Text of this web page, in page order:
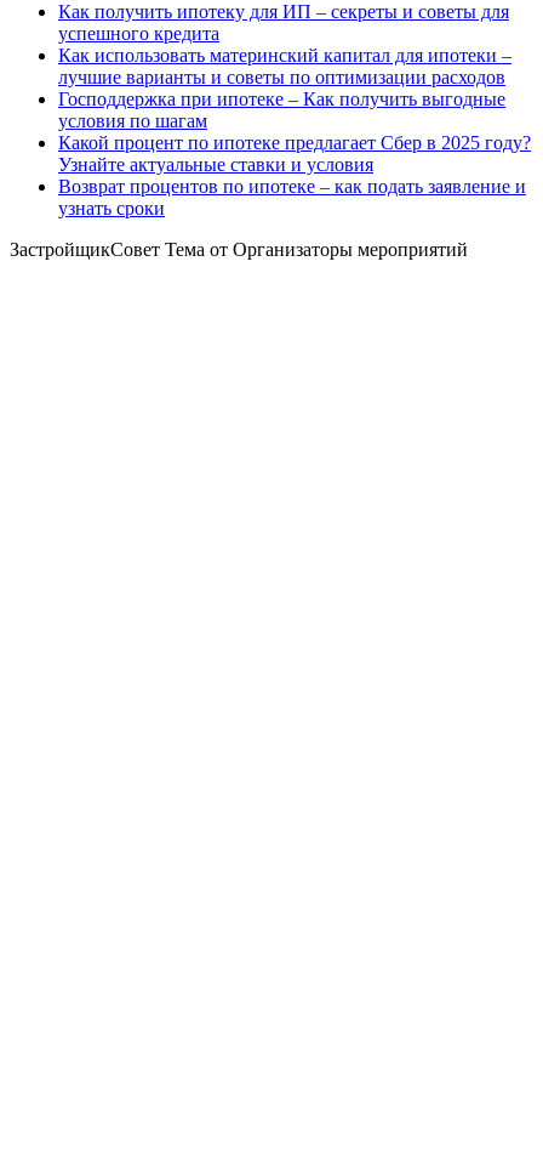
Как получить ипотеку для ИП – секреты и советы для
успешного кредита
Как использовать материнский капитал для ипотеки –
лучшие варианты и советы по оптимизации расходов
Господдержка при ипотеке – Как получить выгодные
условия по шагам
Какой процент по ипотеке предлагает Сбер в 2025 году?
Узнайте актуальные ставки и условия
Возврат процентов по ипотеке – как подать заявление и
узнать сроки
ЗастройщикСовет Тема от Организаторы мероприятий